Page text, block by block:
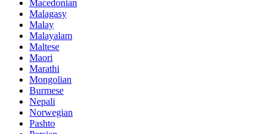
Macedonian
Malagasy
Malay
Malayalam
Maltese
Maori
Marathi
Mongolian
Burmese
Nepali
Norwegian
Pashto